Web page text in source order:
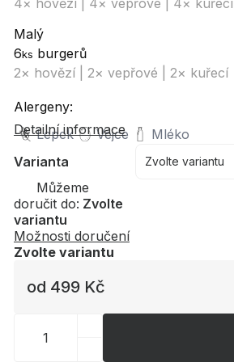
od 499 Kč
Zvolte variantu
Varianta
Můžeme
doručit do: Zvolte
variantu
Možnosti doručení
4× hovězí | 4× vepřové | 4× kuřecí
Malý
6ks burgerů
2× hovězí | 2× vepřové | 2× kuřecí
Alergeny:
Lepek
Vejce Mléko
Detailní informace